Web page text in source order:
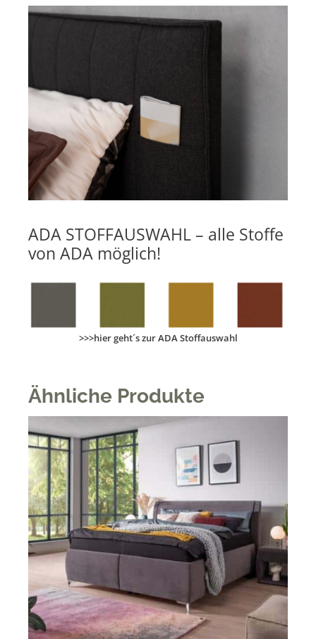
ADA STOFFAUSWAHL – alle Stoffe
von ADA möglich!
>>>hier geht´s zur ADA Stoffauswahl
Ähnliche Produkte